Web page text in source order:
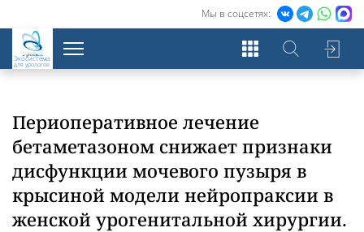
Мы в соцсетях:
Экосистема
для урологов
Периоперативное лечение
бетаметазоном снижает признаки
дисфункции мочевого пузыря в
крысиной модели нейропраксии в
женской урогенитальной хирургии.